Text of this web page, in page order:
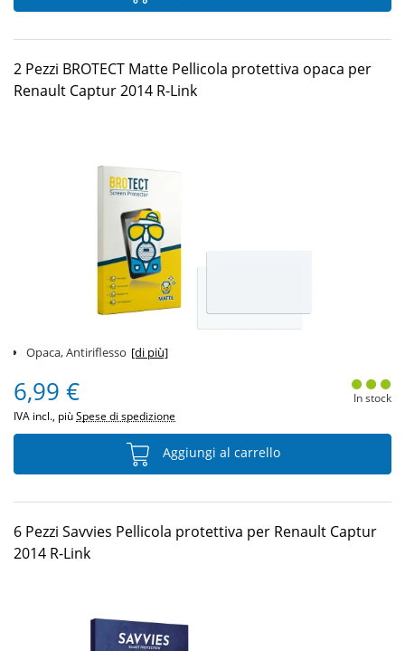
2 Pezzi BROTECT Matte Pellicola protettiva opaca per
Renault Captur 2014 R-Link
Opaca, Antiriflesso [di più]
6,99 €
IVA incl., piùSpese di spedizione
In stock
Aggiungi al carrello
6 Pezzi Savvies Pellicola protettiva per Renault Captur
2014 R-Link